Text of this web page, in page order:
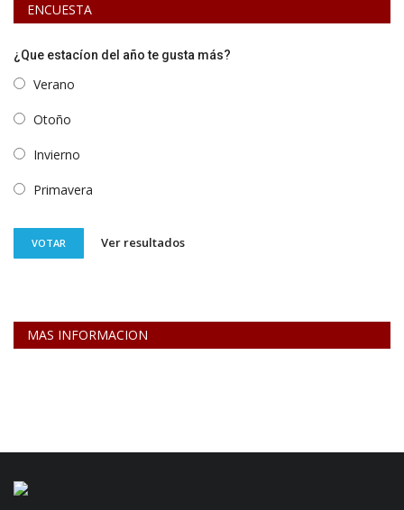
ENCUESTA
¿Que estacíon del año te gusta más?
Verano
Otoño
Invierno
Primavera
VOTAR Ver resultados
MAS INFORMACION